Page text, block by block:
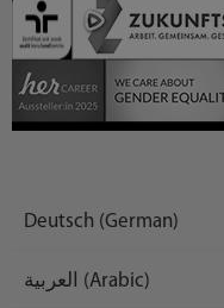
Deutsch (German)
العربية (Arabic)